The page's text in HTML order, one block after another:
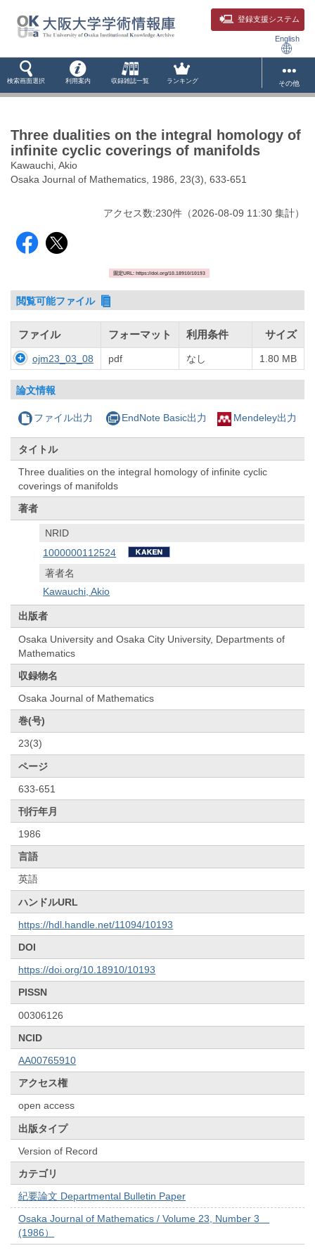
登録支援システム
English
検索画面選択 利用案内 収録雑誌一覧 ランキング その他
Three dualities on the integral homology of
infinite cyclic coverings of manifolds
Kawauchi, Akio
Osaka Journal of Mathematics, 1986, 23(3), 633-651
アクセス数:230件 （2026-08-09 11:30 集計）
固定URL: https://doi.org/10.18910/10193
閲覧可能ファイル
ファイル フォーマット 利用条件 サイズ
ojm23_03_08 pdf なし 1.80 MB
論文情報
ファイル出力 EndNote Basic出力 Mendeley出力
タイトル
Three dualities on the integral homology of infinite cyclic
coverings of manifolds
著者
NRID
1000000112524
著者名
Kawauchi, Akio
出版者
Osaka University and Osaka City University, Departments of
Mathematics
収録物名
Osaka Journal of Mathematics
巻(号)
23(3)
ページ
633-651
刊行年月
1986
言語
英語
ハンドルURL
https://hdl.handle.net/11094/10193
DOI
https://doi.org/10.18910/10193
PISSN
00306126
NCID
AA00765910
アクセス権
open access
出版タイプ
Version of Record
カテゴリ
紀要論文 Departmental Bulletin Paper
Osaka Journal of Mathematics / Volume 23, Number 3
(1986）